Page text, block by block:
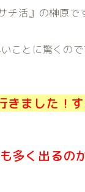
チ活』の榊原で
ことに驚くの
きました！
多く出るの